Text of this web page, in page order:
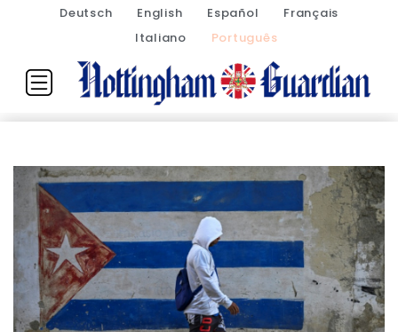
Deutsch English Español
Français
Italiano
Português